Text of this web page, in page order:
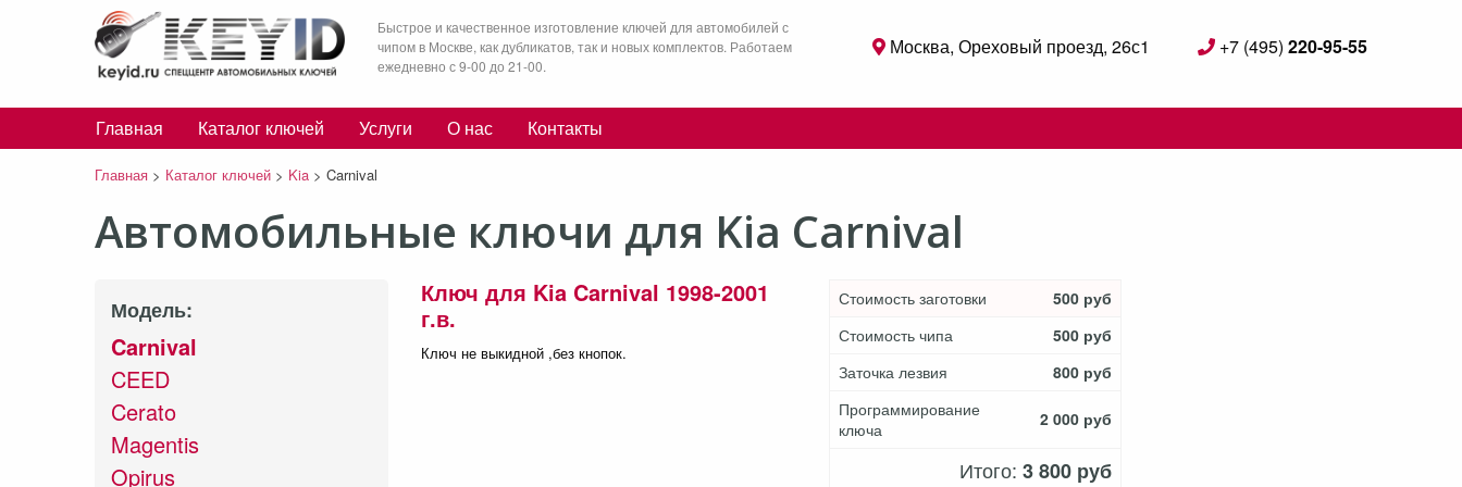
Быстрое и качественное изготовление ключей для автомобилей с
чипом в Москве, как дубликатов, так и новых комплектов. Работаем
ежедневно с 9-00 до 21-00.
Москва, Ореховый проезд, 26с1 +7 (495) 220-95-55
Главная Каталог ключей Услуги О нас Контакты
Главная > Каталог ключей > Kia > Carnival
Автомобильные ключи для Kia Carnival
Модель:
Carnival
CEED
Cerato
Magentis
Opirus
Ключ для Kia Carnival 1998-2001
г.в.
Ключ не выкидной ,без кнопок.
Стоимость заготовки
500 руб
Стоимость чипа
500 руб
Заточка лезвия
800 руб
Программирование
ключа
2 000 руб
Итого: 3 800 руб